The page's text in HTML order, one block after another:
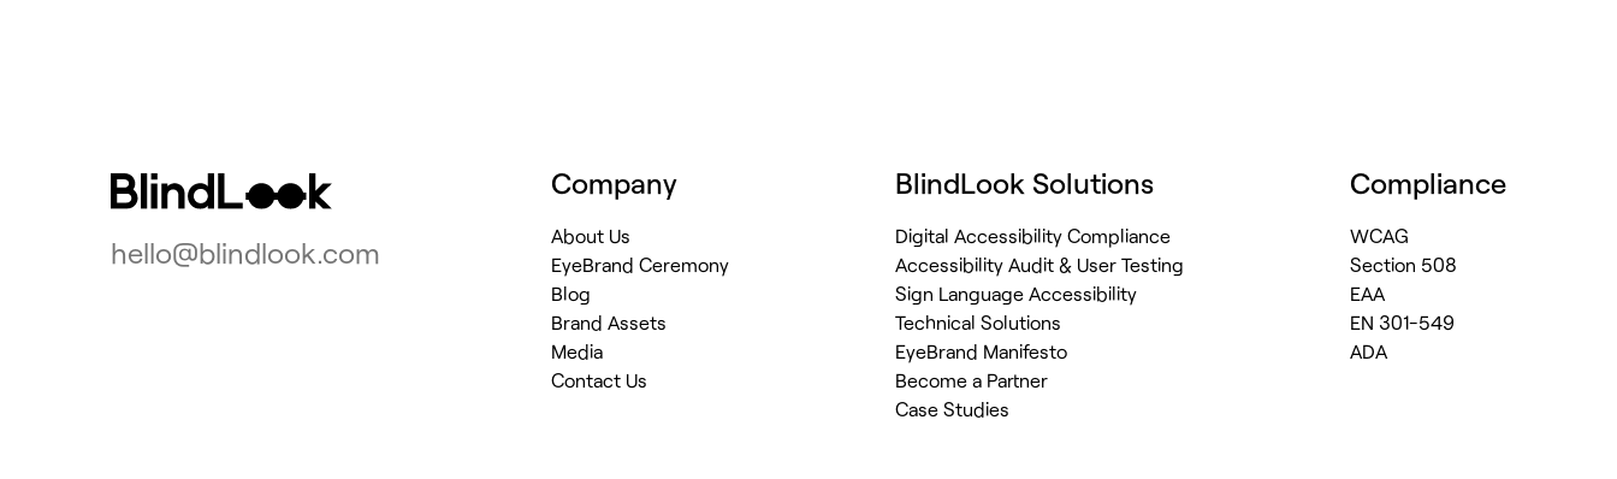
hello@blindlook.com
Company
About Us
EyeBrand Ceremony
Blog
Brand Assets
Media
Contact Us
BlindLook Solutions
Digital Accessibility Compliance
Accessibility Audit & User Testing
Sign Language Accessibility
Technical Solutions
EyeBrand Manifesto
Become a Partner
Case Studies
Compliance
WCAG
Section 508
EAA
EN 301-549
ADA